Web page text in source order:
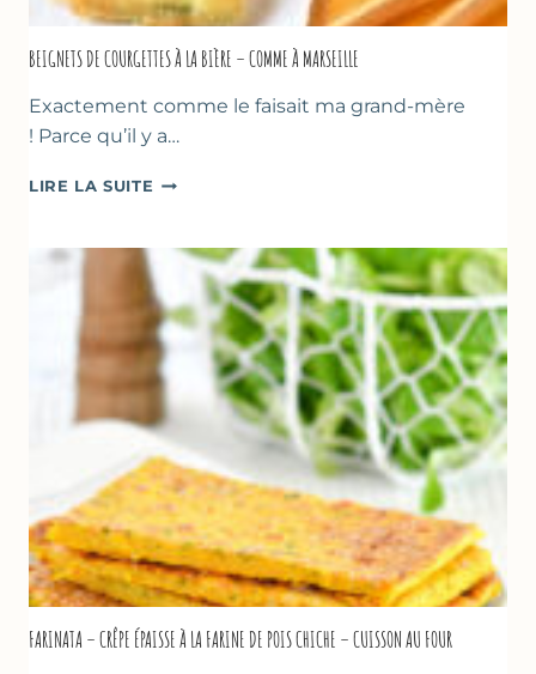
BEIGNETS DE COURGETTES À LA BIÈRE – COMME À MARSEILLE
Exactement comme le faisait ma grand-mère
! Parce qu’il y a…
LIRE LA SUITE BEIGNETS
LA
BIÈRE
–
COMME
À
MARSEILLE
FARINATA – CRÊPE ÉPAISSE À LA FARINE DE POIS CHICHE – CUISSON AU FOUR